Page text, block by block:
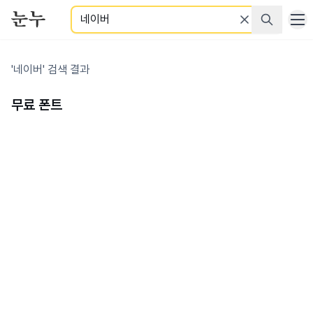
검색
'네이버' 검색 결과
무료 폰트